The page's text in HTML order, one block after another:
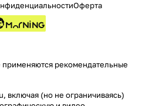
Оферта
рекомендательные
включая (но не ограничиваясь)